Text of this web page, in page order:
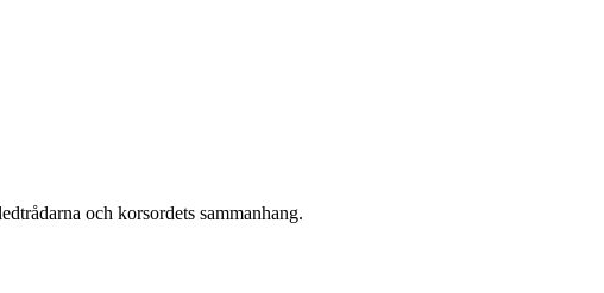
och korsordets sammanhang.